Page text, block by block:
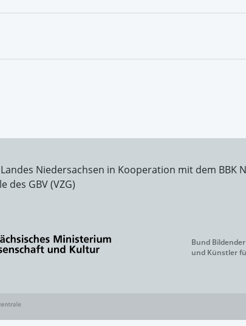
Niedersachsen in Kooperation mit dem BBK
des GBV (VZG)
Bund
und Künstler